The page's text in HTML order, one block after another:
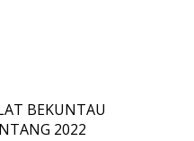
BEKUNTAU
2022